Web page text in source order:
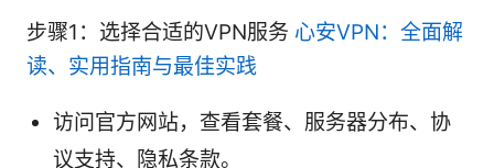
步骤1：选择合适的VPN服务 心安VPN：全面解
读、实用指南与最佳实践
访问官方网站，查看套餐、服务器分布、协
议支持、隐私条款。